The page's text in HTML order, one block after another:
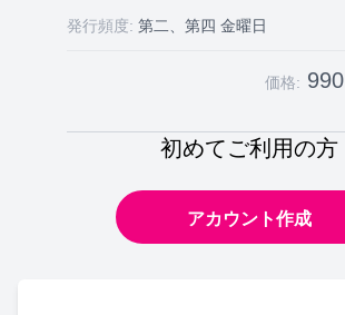
発行頻度: 第二、第四 金曜日
価格: 990
初めてご利用の方
アカウント作成